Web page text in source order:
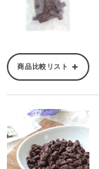
商品比較リスト